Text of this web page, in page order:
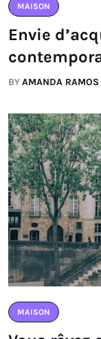
MAISON
Envie
BYAMANDA RAMOS
MAISON